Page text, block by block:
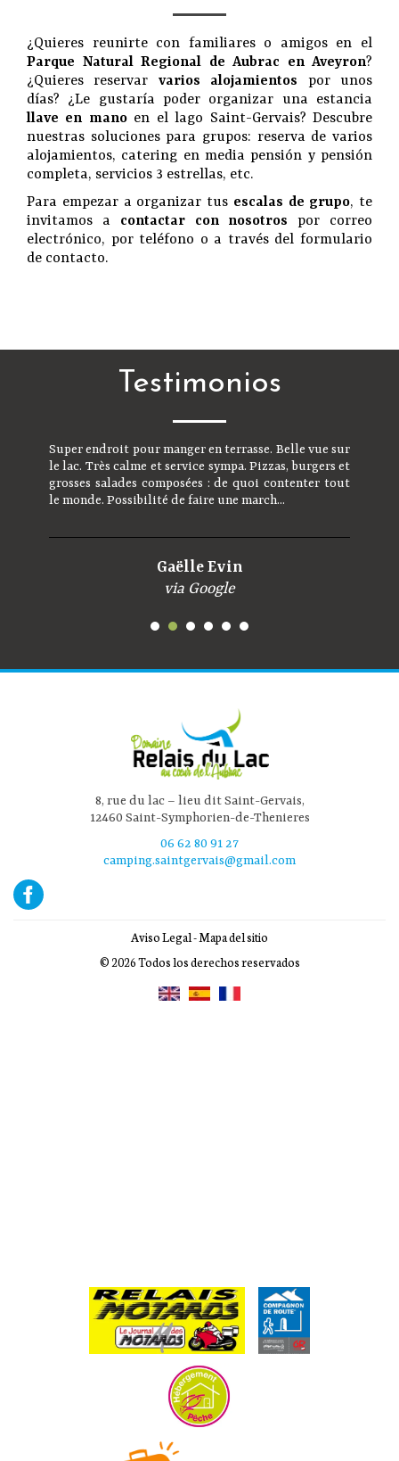
¿Quieres reunirte con familiares o amigos en el
Parque Natural Regional de Aubrac en Aveyron?
¿Quieres reservar varios alojamientos por unos
días? ¿Le gustaría poder organizar una estancia
llave en manoen el lago Saint-Gervais? Descubre
nuestras soluciones para grupos: reserva de varios
alojamientos, catering en media pensión y pensión
completa, servicios 3 estrellas, etc.
Para empezar a organizar tus escalas de grupo, te
invitamos a contactar con nosotros por correo
electrónico, por teléfono o a través del formulario
de contacto.
Testimonios
Super endroit pour manger en terrasse. Belle vue sur
le lac. Très calme et service sympa. Pizzas, burgers et
grosses salades composées : de quoi contenter tout
le monde. Possibilité de faire une march...
Gaëlle Evin
via Google
Charmant petit camping, calme et bien ombragé.
Accueil chaleureux. Le lac est juste à côté, tout
comme le resto où on y mange super bien. On
reviendra, c'est sûr !
Martine Kr'vin
via Google
8, rue du lac – lieu dit Saint-Gervais,
12460 Saint-Symphorien-de-Thenieres
06 62 80 91 27
camping.saintgervais@gmail.com
Aviso Legal-Mapa del sitio
© 2026 Todos los derechos reservados